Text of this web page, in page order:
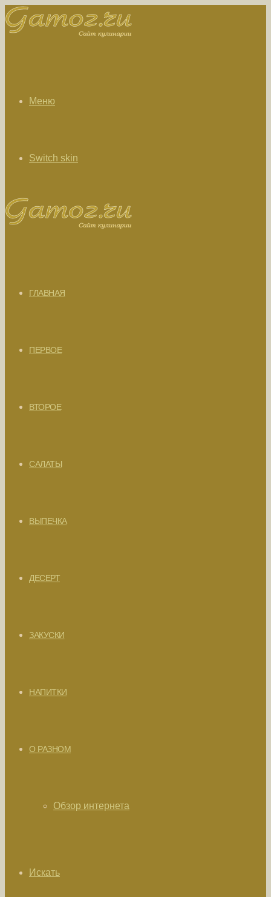
Меню
Switch skin
ГЛАВНАЯ
ПЕРВОЕ
ВТОРОЕ
САЛАТЫ
ВЫПЕЧКА
ДЕСЕРТ
ЗАКУСКИ
НАПИТКИ
О РАЗНОМ
Обзор интернета
Искать